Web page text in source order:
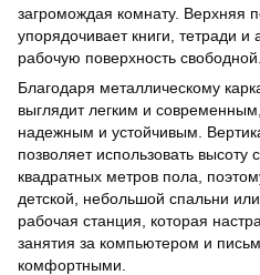
загромождая комнату. Верхняя
упорядочивает книги, тетради
рабочую поверхность свободной.
Благодаря металлическому
выглядит легким и
надежным и устойчивым.
позволяет использовать
квадратных метров пола,
детской, небольшой спальни
рабочая станция, которая
занятия за компьютером и
комфортными.